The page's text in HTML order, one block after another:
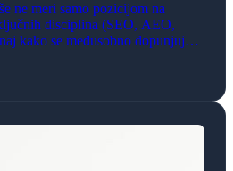
ne meri samo pozicijom na
disciplina (SEO, AEO,
kako se međusobno dopunjuju u